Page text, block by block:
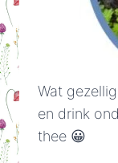
Wat
en drink
thee 😀